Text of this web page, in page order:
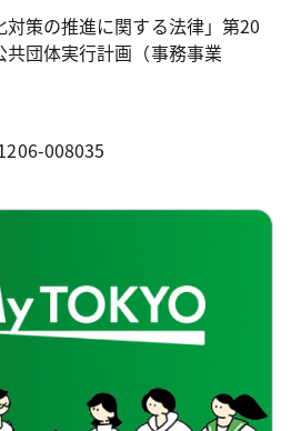
策の推進に関する法律」第20
団体実行計画（事務事業
008035